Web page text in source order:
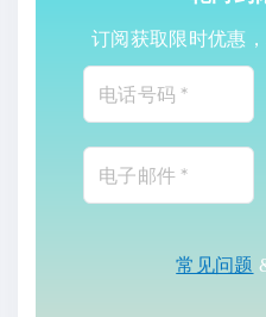
订阅获取限时优惠
常见问题